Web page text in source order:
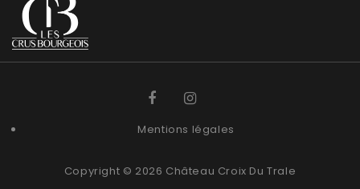
Mentions légales
Copyright © 2026 Château Croix Du Trale